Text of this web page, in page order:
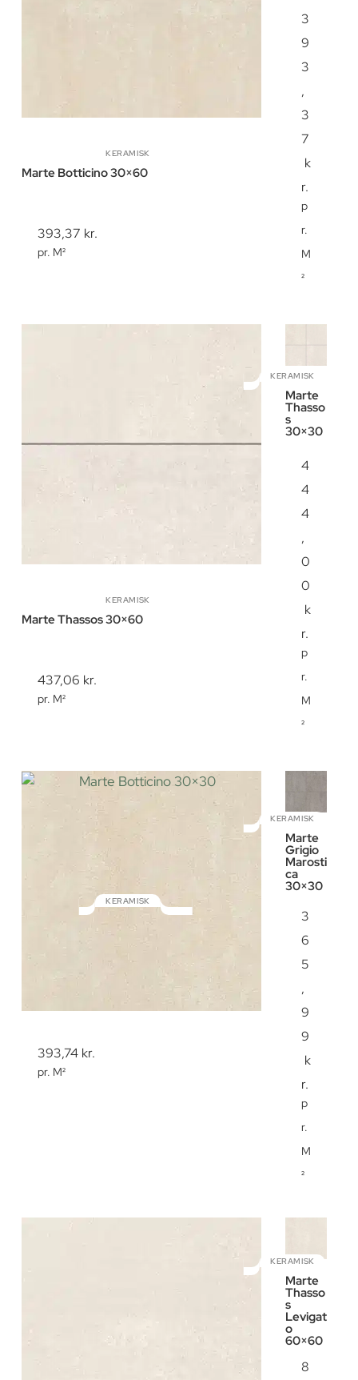
KERAMISK
Marte Botticino 30×60
393,37 kr.
pr. M²
3
9
3
,
3
7
k
r.
p
r.
M
²
KERAMISK
Marte Thassos 30×60
437,06 kr.
pr. M²
KERAMISK
Marte
Thasso
s
30×30
4
4
4
,
0
0
k
r.
p
r.
M
²
KERAMISK
Marte Botticino 30×30
393,74 kr.
pr. M²
KERAMISK
Marte
Grigio
Marosti
ca
30×30
3
6
5
,
9
9
k
r.
p
r.
M
²
KERAMISK
Marte
Thasso
s
Levigat
o
60×60
8